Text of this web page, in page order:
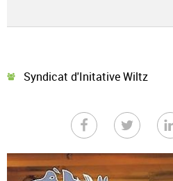
Syndicat d'Initative Wiltz